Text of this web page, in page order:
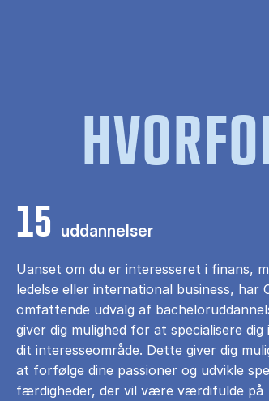
15 uddannelser
Uanset om du er interesseret i finans,
ledelse eller international business, har
omfattende udvalg af
giver dig mulighed for at specialisere
dit interesseområde. Dette giver dig
at forfølge dine passioner og udvikle
færdigheder, der vil være værdifulde på